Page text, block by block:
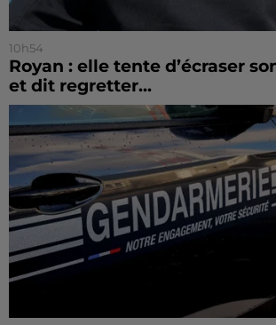
10h54
Royan : elle tente d’écraser
et dit regretter...